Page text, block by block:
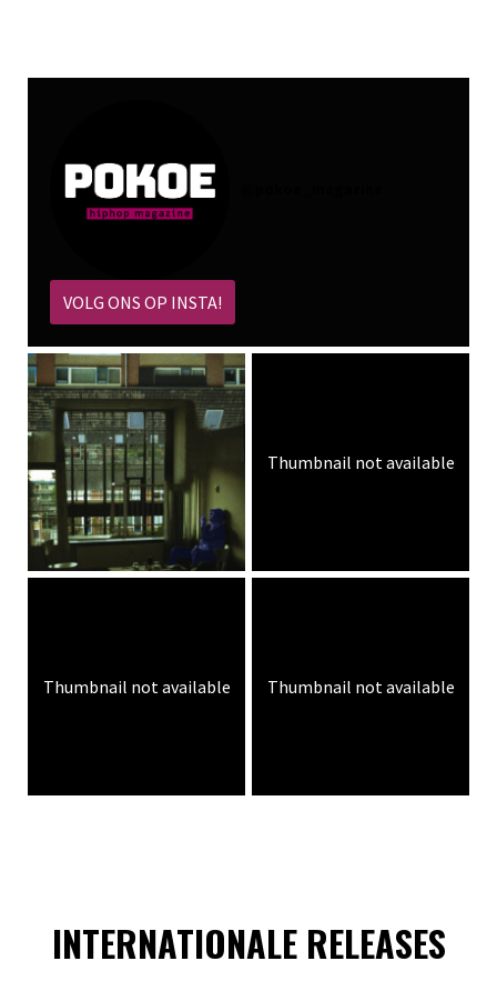
VOLG ONS OP INSTA!
Thumbnail not available
Thumbnail not available Thumbnail not available
INTERNATIONALE RELEASES